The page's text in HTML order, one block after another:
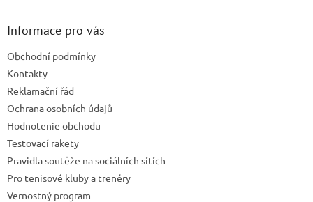
ý
p
Informace pro vás
Obchodní podmínky
Kontakty
Reklamační řád
Ochrana osobních údajů
Hodnotenie obchodu
Testovací rakety
Pravidla soutěže na sociálních sítích
Pro tenisové kluby a trenéry
Vernostný program